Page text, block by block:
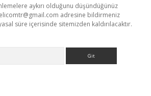
aykırı olduğunu düşündüğünüz
adresine bildirmeniz
süre içerisinde sitemizden kaldırılacaktır.